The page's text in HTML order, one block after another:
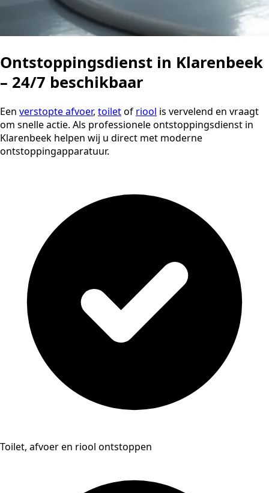
Ontstoppingsdienst in Klarenbeek
– 24/7 beschikbaar
Een verstopte afvoer, toiletof riool is vervelend en vraagt
om snelle actie. Als professionele ontstoppingsdienst in
Klarenbeek helpen wij u direct met moderne
ontstoppingapparatuur.
Toilet, afvoer en riool ontstoppen